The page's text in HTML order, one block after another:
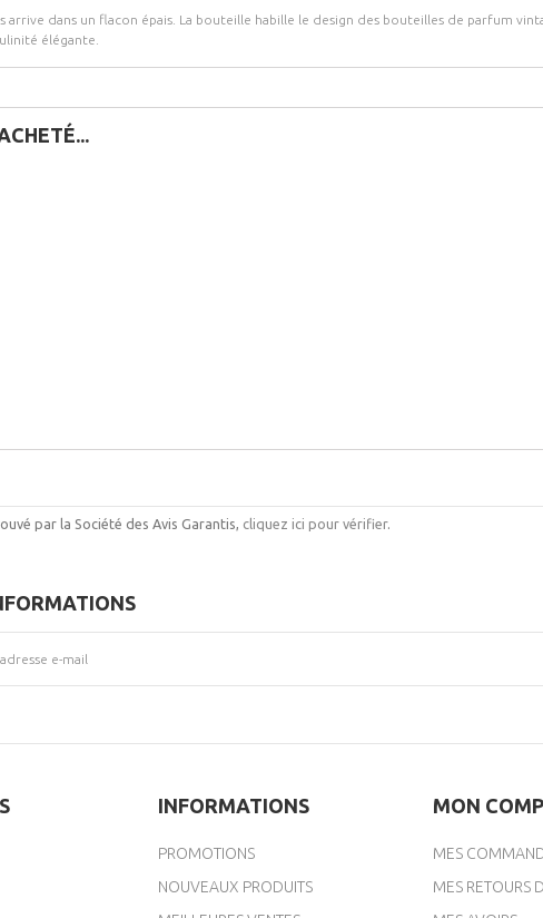
dans un flacon épais. La bouteille habille le design des bouteilles de parfum
élégante.
par la Société des Avis Garantis, cliquez ici pour vérifier.
INFORMATIONS
PROMOTIONS
NOUVEAUX PRODUITS
MON
MES
MES RETOURS